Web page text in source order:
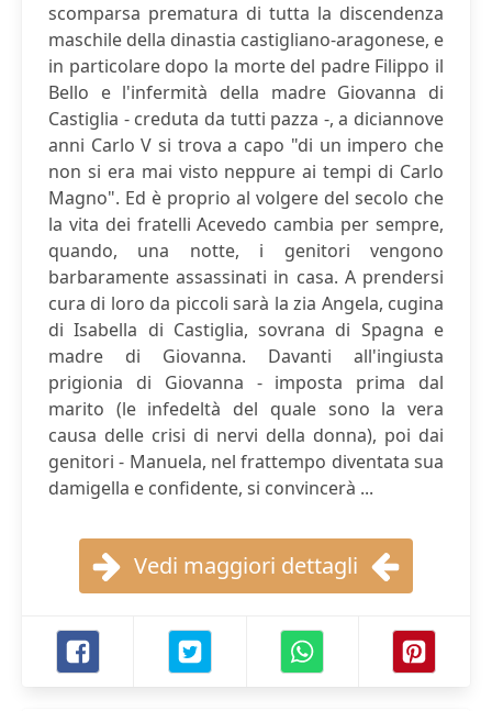
scomparsa prematura di tutta la discendenza
maschile della dinastia castigliano-aragonese, e
in particolare dopo la morte del padre Filippo il
Bello e l'infermità della madre Giovanna di
Castiglia - creduta da tutti pazza -, a diciannove
anni Carlo V si trova a capo "di un impero che
non si era mai visto neppure ai tempi di Carlo
Magno". Ed è proprio al volgere del secolo che
la vita dei fratelli Acevedo cambia per sempre,
quando, una notte, i genitori vengono
barbaramente assassinati in casa. A prendersi
cura di loro da piccoli sarà la zia Angela, cugina
di Isabella di Castiglia, sovrana di Spagna e
madre di Giovanna. Davanti all'ingiusta
prigionia di Giovanna - imposta prima dal
marito (le infedeltà del quale sono la vera
causa delle crisi di nervi della donna), poi dai
genitori - Manuela, nel frattempo diventata sua
damigella e confidente, si convincerà ...
Vedi maggiori dettagli